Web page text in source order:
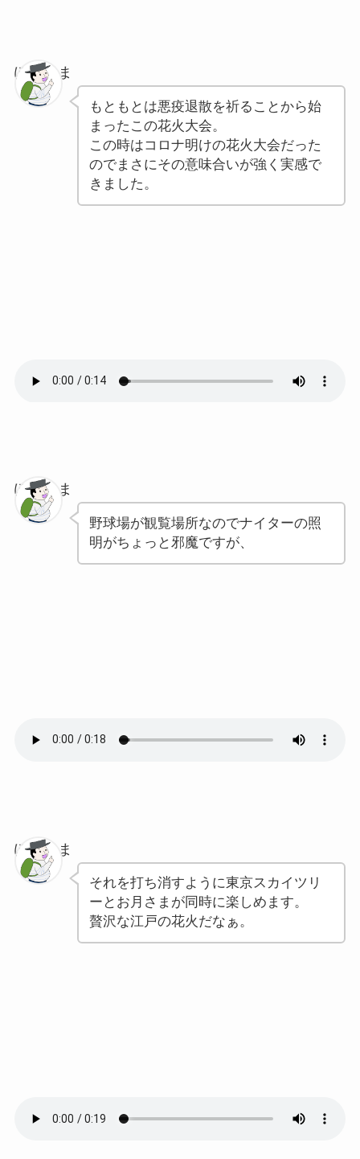
ぽちゃま
もともとは悪疫退散を祈ることから始
まったこの花火大会。
この時はコロナ明けの花火大会だった
のでまさにその意味合いが強く実感で
きました。
ぽちゃま
野球場が観覧場所なのでナイターの照
明がちょっと邪魔ですが、
ぽちゃま
それを打ち消すように東京スカイツリ
ーとお月さまが同時に楽しめます。
贅沢な江戸の花火だなぁ。